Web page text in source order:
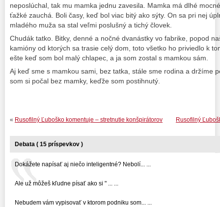
neposlúchal, tak mu mamka jednu zavesila. Mamka má dlhé
ťažké zauchá. Boli časy, keď bol viac bitý ako sýty. On sa pri nej
mladého muža sa stal veľmi poslušný a tichý človek.
Chudák tatko. Bitky, denné a nočné dvanástky vo fabrike, popod
kamióny od ktorých sa trasie celý dom, toto všetko ho priviedlo k
ešte keď som bol malý chlapec, a ja som zostal s mamkou sám.
Aj keď sme s mamkou sami, bez tatka, stále sme rodina a držíme
som si počal bez mamky, keďže som postihnutý.
Rusofilný
« Rusofilný Ľuboško komentuje – stretnutie konšpirátorov
Debata ( 15 príspevkov )
Dokážete napísať aj niečo inteligentné? Nebolí... ...
Ale už môžeš kľudne písať ako si " ... ...
Nebudem vám vypisovať v ktorom podniku som... ...